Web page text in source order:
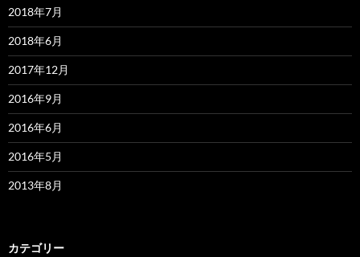
2018年7月
2018年6月
2017年12月
2016年9月
2016年6月
2016年5月
2013年8月
カテゴリー